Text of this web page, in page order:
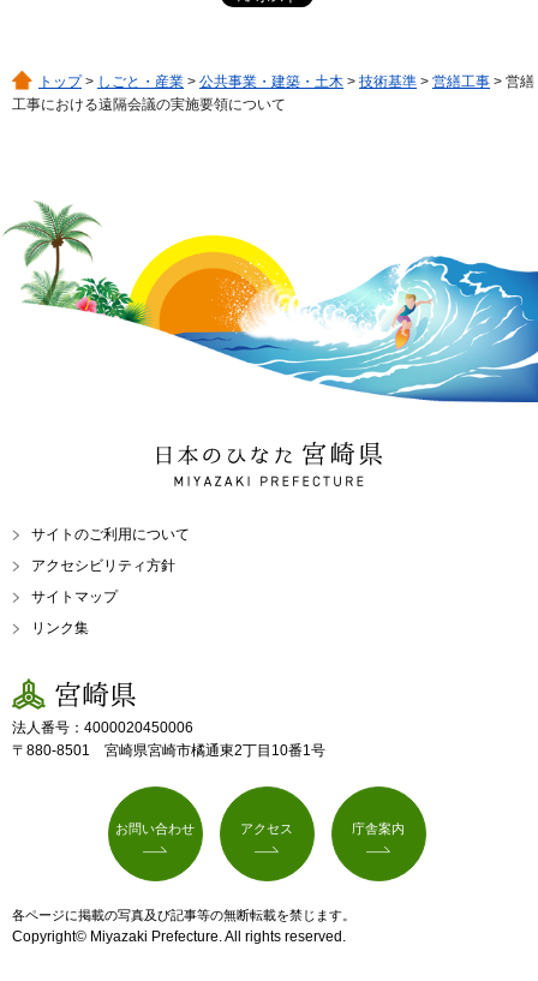
トップ> しごと・産業 > 公共事業・建築・土木 > 技術基準 > 営繕工事 > 営繕
工事における遠隔会議の実施要領について
日本のひなた 宮崎県
MIYAZAKI PREFECTURE
サイトのご利用について
アクセシビリティ方針
サイトマップ
リンク集
宮崎県
法人番号：4000020450006
〒880-8501 宮崎県宮崎市橘通東2丁目10番1号
お問い合わせ アクセス 庁舎案内
各ページに掲載の写真及び記事等の無断転載を禁じます。
Copyright© Miyazaki Prefecture. All rights reserved.